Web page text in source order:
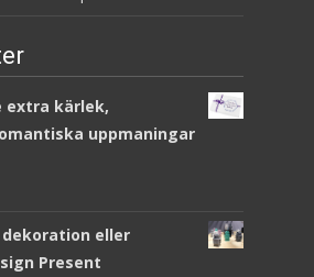
extra kärlek,
uppmaningar
eller
Present